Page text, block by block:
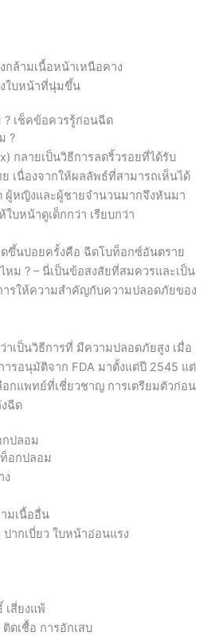
ล้ามเนื้อหน้าเหนือคาง
งใบหน้าที่นุ่มขึ้น
เช็คข้อควรรู้ก่อนฉีด
กลายเป็นวิธีการลดริ้วรอยที่ได้รับ
เนื่องจากให้ผลลัพธ์ที่สามารถเห็นได้
ผู้หญิงและผู้ชายจำนวนมากจึงหันมา
บหน้าดูเด็กกว่า เรียบกว่า
ดขึ้นบ่อยครั้งคือ ฉีดโบท็อกซ์อันตราย
หม ? – นี่เป็นข้อสงสัยที่สมควรและเป็น
ารให้ความสำคัญกับความปลอดภัยของ
เป็นวิธีการที่ มีความปลอดภัยสูง เมื่อ
รอนุมัติจาก FDA มาตั้งแต่ปี 2545 แต่
กแพทย์ที่เชี่ยวชาญ การเตรียมตัวก่อน
ฉีด
ปลอม
ง
มเนื้ออื่น
ากเบี่ยว ใบหน้าอ่อนแรง
เสี่ยงแพ้
ดเชื้อ การอักเสบ